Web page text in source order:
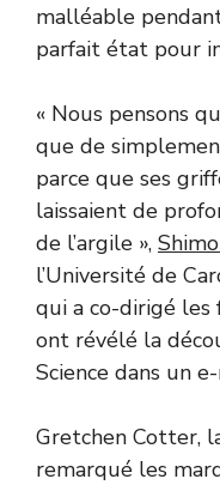
malléable
parfait état pour
« Nous pensons
que de
parce que ses
laissaient de
de l’argile »,
l’Université de
qui a co-dirigé
ont révélé la
Science dans un
Gretchen Cotter,
remarqué les